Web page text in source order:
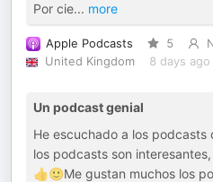
Por cie... more
Apple Podcasts 5
United Kingdom
8 days ago
Un podcast genial
He escuchado a los podcasts
los podcasts son
👍🙂Me gustan muchos los